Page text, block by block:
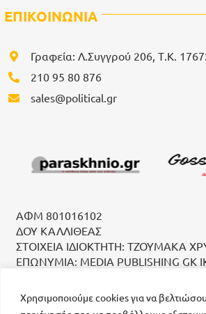
Χρησιμοποιούμε cookies για να
ΕΠΙΚΟΙΝΩΝΙΑ
Γραφεία: Λ.Συγγρού 206, Τ.Κ.
210 95 80 876
sales@political.gr
ΑΦΜ 801016102
ΔΟΥ ΚΑΛΛΙΘΕΑΣ
ΣΤΟΙΧΕΙΑ ΙΔΙΟΚΤΗΤΗ: ΤΖΟΥΜΑΚΑ
ΕΠΩΝΥΜΙΑ: MEDIA PUBLISHING GK